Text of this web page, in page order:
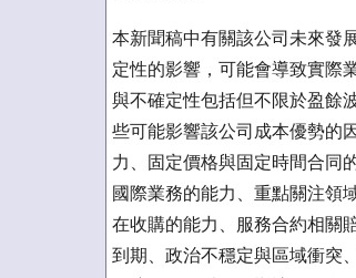
本新聞稿中有關該公司未來發
定性的影響，可能會導致實際
與不確定性包括但不限於盈餘
些可能影響該公司成本優勢的
力、固定價格與固定時間合同
國際業務的能力、重點關注領
在收購的能力、服務合約相關
到期、政治不穩定與區域衝突